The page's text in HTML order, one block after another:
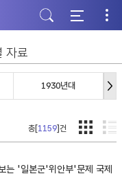
자료
1930년대
총[1159]건
는 '일본군'위안부'문제 국제